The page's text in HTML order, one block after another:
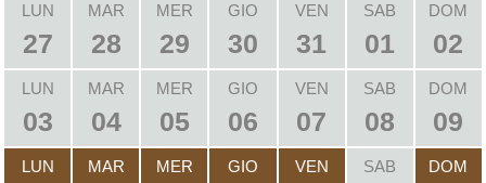
LUN
27
MAR
28
MER
29
GIO
30
VEN
31
SAB
01
DOM
02
LUN
03
MAR
04
MER
05
GIO
06
VEN
07
SAB
08
DOM
09
LUN MAR MER GIO VEN SAB DOM